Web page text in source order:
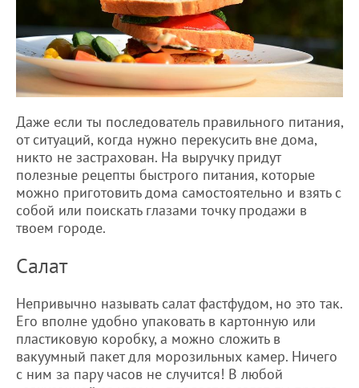
Даже если ты последователь правильного питания,
от ситуаций, когда нужно перекусить вне дома,
никто не застрахован. На выручку придут
полезные рецепты быстрого питания, которые
можно приготовить дома самостоятельно и взять с
собой или поискать глазами точку продажи в
твоем городе.
Салат
Непривычно называть салат фастфудом, но это так.
Его вполне удобно упаковать в картонную или
пластиковую коробку, а можно сложить в
вакуумный пакет для морозильных камер. Ничего
с ним за пару часов не случится! В любой